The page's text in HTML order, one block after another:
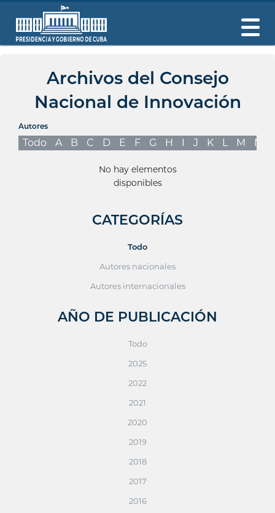
Archivos del Consejo
Nacional de Innovación
Autores
Todo A B C D E F G H I J K L M N
No hay elementos
disponibles
CATEGORÍAS
Todo
Autores nacionales
Autores internacionales
AÑO DE PUBLICACIÓN
Todo
2025
2022
2021
2020
2019
2018
2017
2016